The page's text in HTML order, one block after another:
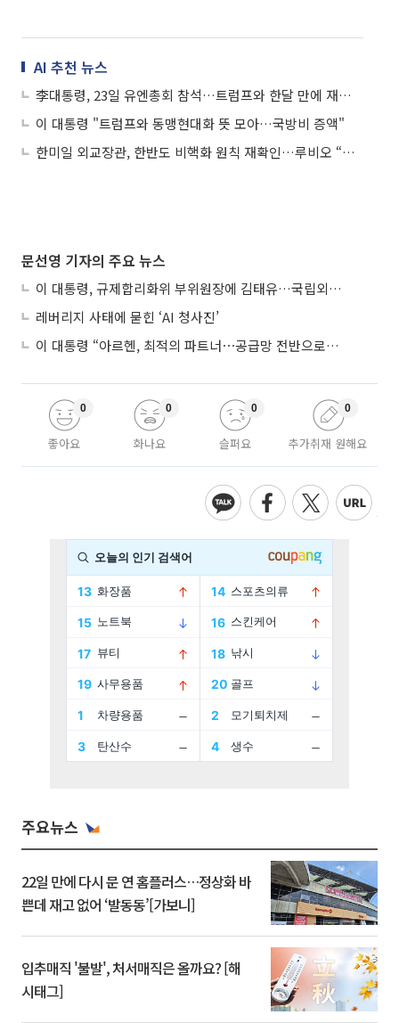
AI 추천 뉴스
李대통령, 23일 유엔총회 참석…트럼프와 한달 만에 재회하나
이 대통령 "트럼프와 동맹현대화 뜻 모아…국방비 증액"
한미일 외교장관, 한반도 비핵화 원칙 재확인…루비오 “韓비자문제, 긴밀히 협력”
문선영 기자의 주요 뉴스
이 대통령, 규제합리화위 부위원장에 김태유…국립외교원장 김흥규
레버리지 사태에 묻힌 ‘AI 청사진’
이 대통령 “아르헨, 최적의 파트너⋯공급망 전반으로 확대”
좋아요
0
화나요
0
슬퍼요
0
추가취재 원해요
0
주요뉴스
22일 만에 다시 문 연 홈플러스…정상화 바
쁜데 재고 없어 ‘발동동’[가보니]
입추매직 '불발', 처서매직은 올까요? [해
시태그]